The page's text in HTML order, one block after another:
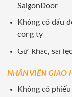
SaigonDoor.
Không có dấu
công ty.
Gửi khác, sai
NHÂN VIÊN GIAO
Không có